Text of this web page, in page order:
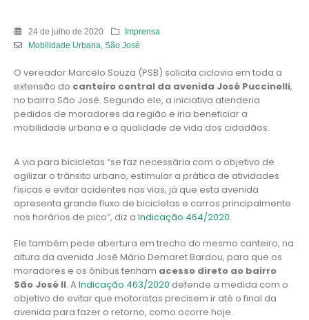
24 de julho de 2020
Imprensa
Mobilidade Urbana São José
O vereador Marcelo Souza (PSB) solicita ciclovia em toda a
extensão do canteiro central da avenida José Puccinelli,
no bairro São José. Segundo ele, a iniciativa atenderia
pedidos de moradores da região e iria beneficiar a
mobilidade urbana e a qualidade de vida dos cidadãos.
A via para bicicletas “se faz necessária com o objetivo de
agilizar o trânsito urbano, estimular a prática de atividades
físicas e evitar acidentes nas vias, já que esta avenida
apresenta grande fluxo de bicicletas e carros principalmente
nos horários de pico”, diz a Indicação 464/2020.
Ele também pede abertura em trecho do mesmo canteiro, na
altura da avenida José Mário Demaret Bardou, para que os
moradores e os ônibus tenham acesso direto ao bairro
São José II. A Indicação 463/2020 defende a medida com o
objetivo de evitar que motoristas precisem ir até o final da
avenida para fazer o retorno, como ocorre hoje.